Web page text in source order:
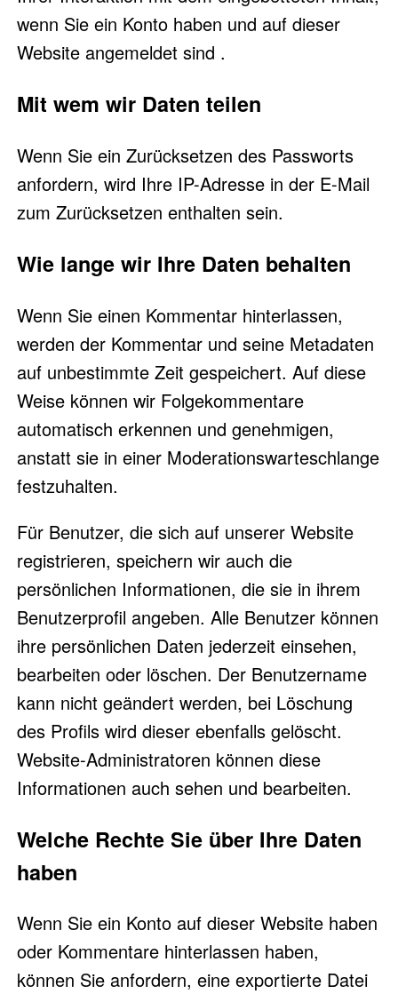
wenn Sie ein Konto haben und auf dieser
Website angemeldet sind .
Mit wem wir Daten teilen
Wenn Sie ein Zurücksetzen des Passworts
anfordern, wird Ihre IP-Adresse in der E-Mail
zum Zurücksetzen enthalten sein.
Wie lange wir Ihre Daten behalten
Wenn Sie einen Kommentar hinterlassen,
werden der Kommentar und seine Metadaten
auf unbestimmte Zeit gespeichert. Auf diese
Weise können wir Folgekommentare
automatisch erkennen und genehmigen,
anstatt sie in einer Moderationswarteschlange
festzuhalten.
Für Benutzer, die sich auf unserer Website
registrieren, speichern wir auch die
persönlichen Informationen, die sie in ihrem
Benutzerprofil angeben. Alle Benutzer können
ihre persönlichen Daten jederzeit einsehen,
bearbeiten oder löschen. Der Benutzername
kann nicht geändert werden, bei Löschung
des Profils wird dieser ebenfalls gelöscht.
Website-Administratoren können diese
Informationen auch sehen und bearbeiten.
Welche Rechte Sie über Ihre Daten
haben
Wenn Sie ein Konto auf dieser Website haben
oder Kommentare hinterlassen haben,
können Sie anfordern, eine exportierte Datei